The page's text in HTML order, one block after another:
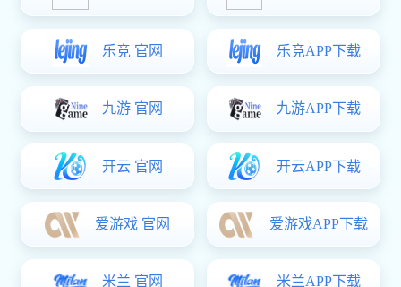
东升国际 中心
生化制药设备
储罐设备
食品行业类